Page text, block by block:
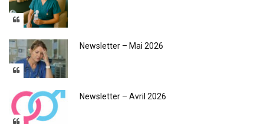
Newsletter – Mai 2026
Newsletter – Avril 2026